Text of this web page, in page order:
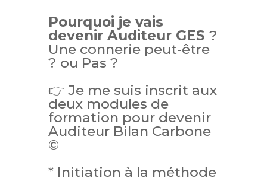
Pourquoi je vais
devenir Auditeur GES ?
Une connerie peut-être
? ou Pas ?
👉 Je me suis inscrit aux
deux modules de
formation pour devenir
Auditeur Bilan Carbone
©
* Initiation à la méthode